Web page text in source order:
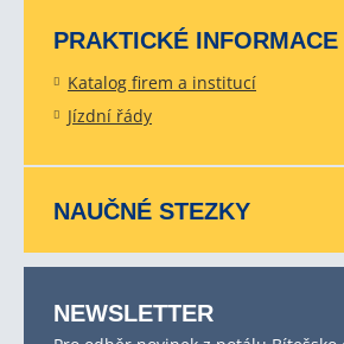
PRAKTICKÉ INFORMACE
Katalog firem a institucí
Jízdní řády
NAUČNÉ STEZKY
NEWSLETTER